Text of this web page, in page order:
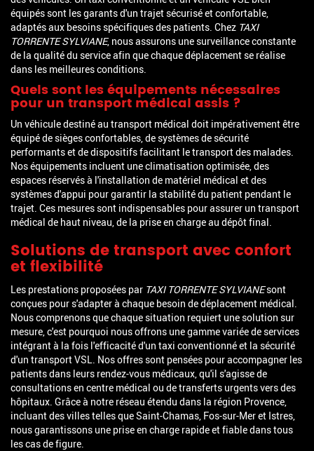
équipés sont les garants d'un trajet sécurisé et confortable,
adaptés aux besoins spécifiques des patients. Chez TAXI
TORRENTE SYLVIANE, nous assurons une surveillance constante
de la qualité du service afin que chaque déplacement se réalise
dans les meilleures conditions.
Quels sont les équipements nécessaires
pour un transport médical assis ?
Un véhicule destiné au transport médical doit impérativement être
équipé de sièges confortables, de systèmes de sécurité
performants et de dispositifs facilitant le transport des malades.
Nos équipements incluent une climatisation optimisée, des
espaces réservés à l'installation de matériel médical et des
systèmes d'appui pour garantir la stabilité du patient pendant le
trajet. Ces mesures sont indispensables pour assurer un transport
médical de haut niveau, de la prise en charge au dépôt final.
Solutions de transport avec confort
et flexibilité
Les prestations proposées par TAXI TORRENTE SYLVIANEsont
conçues pour s'adapter à chaque besoin de déplacement médical.
Nous comprenons que chaque situation requiert une solution sur
mesure, c'est pourquoi nous offrons une gamme variée de services
intégrant à la fois l'efficacité d'un taxi conventionné et la sécurité
d'un transport VSL. Nos offres sont pensées pour accompagner les
patients dans leurs rendez-vous médicaux, qu'il s'agisse de
consultations en centre médical ou de transferts urgents vers des
hôpitaux. Grâce à notre réseau étendu dans la région Provence,
incluant des villes telles que Saint-Chamas, Fos-sur-Mer et Istres,
nous garantissons une prise en charge rapide et fiable dans tous
les cas de figure.